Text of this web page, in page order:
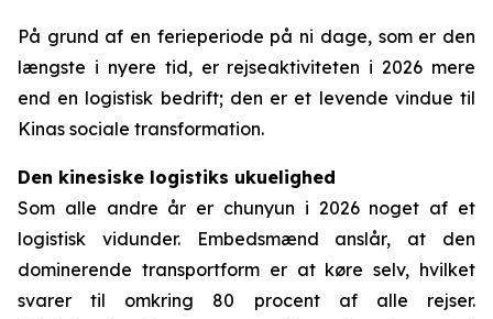
På grund af en ferieperiode på ni dage, som er den
længste i nyere tid, er rejseaktiviteten i 2026 mere
end en logistisk bedrift; den er et levende vindue til
Kinas sociale transformation.
Den kinesiske logistiks ukuelighed
Som alle andre år er chunyun i 2026 noget af et
logistisk vidunder. Embedsmænd anslår, at den
dominerende transportform er at køre selv, hvilket
svarer til omkring 80 procent af alle rejser.